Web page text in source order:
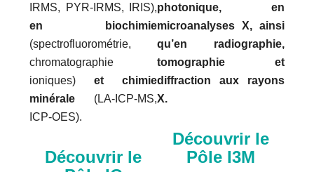
IRMS, PYR-IRMS, IRIS),
en biochimie
(spectrofluorométrie,
chromatographie
ioniques) et chimie
minérale (LA-ICP-MS,
ICP-OES).
Découvrir le
photonique, en
microanalyses X, ainsi
qu’en radiographie,
tomographie et
diffraction aux rayons
X.
Découvrir le
Pôle I3M